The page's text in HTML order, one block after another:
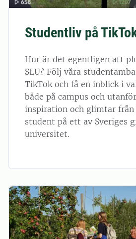
Studentliv på
Hur är det egentligen att
SLU? Följ våra
TikTok och få en inblick i
både på campus och
inspiration och glimtar
student på ett av Sveriges
universitet.